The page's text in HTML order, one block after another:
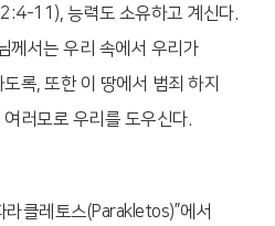
11), 능력도 소유하고 계신다.
서는 우리 속에서 우리가
록, 또한 이 땅에서 범죄 하지
러모로 우리를 도우신다.
라클레토스(Parakletos)”에서